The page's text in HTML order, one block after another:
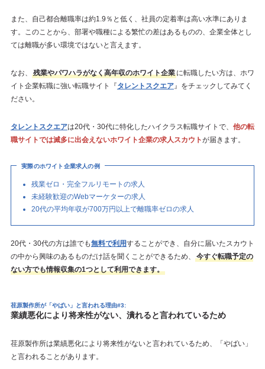
また、自己都合離職率は約1.9％と低く、社員の定着率は高い水準にありま
す。このことから、部署や職種による繁忙の差はあるものの、企業全体とし
ては離職が多い環境ではないと言えます。
なお、 残業やパワハラがなく高年収のホワイト企業に転職したい方は、ホワ
イト企業転職に強い転職サイト『タレントスクエア』をチェックしてみてく
ださい。
タレントスクエアは20代・30代に特化したハイクラス転職サイトで、 他の転
職サイトでは滅多に出会えないホワイト企業の求人スカウトが届きます。
実際のホワイト企業求人の例
残業ゼロ・完全フルリモートの求人
未経験歓迎のWebマーケターの求人
20代の平均年収が700万円以上で離職率ゼロの求人
20代・30代の方は誰でも無料で利用することができ、自分に届いたスカウト
の中から興味のあるものだけ話を聞くことができるため、
今すぐ転職予定の
ない方でも情報収集の1つとして利用できます。
荏原製作所が「やばい」と言われる理由#3:
業績悪化により将来性がない、潰れると言われているため
荏原製作所は業績悪化により将来性がないと言われているため、「やばい」
と言われることがあります。